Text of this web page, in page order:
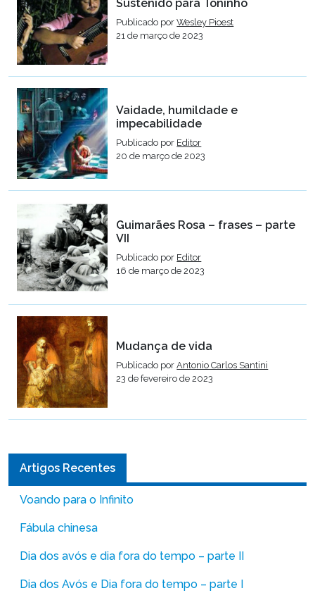
Sustenido para Toninho
Publicado porWesley Pioest
21 de março de 2023
Vaidade, humildade e
impecabilidade
Publicado por Editor
20 de março de 2023
Guimarães Rosa – frases – parte
VII
Publicado por Editor
16 de março de 2023
Mudança de vida
Publicado porAntonio Carlos Santini
23 de fevereiro de 2023
Artigos Recentes
Voando para o Infinito
Fábula chinesa
Dia dos avós e dia fora do tempo – parte II
Dia dos Avós e Dia fora do tempo – parte I